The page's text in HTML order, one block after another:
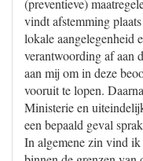
(preventieve)
vindt afstemming
lokale aangelegenheid
verantwoording af aan
aan mij om in deze
vooruit te lopen.
Ministerie en
een bepaald geval
In algemene zin vind ik